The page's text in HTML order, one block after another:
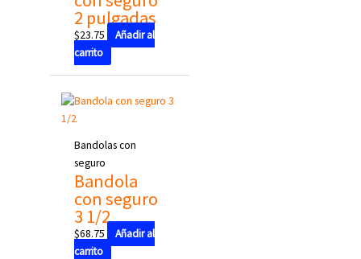
2 pulgadas
$23.75
Añadir al
carrito
Bandolas con
seguro
Bandola
con seguro
3 1/2
$68.75
Añadir al
carrito